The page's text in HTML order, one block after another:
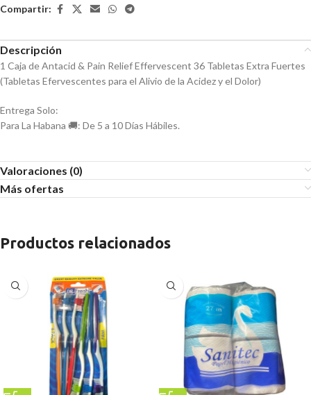
Compartir:
Descripción
1 Caja de Antacid & Pain Relief Effervescent 36 Tabletas Extra Fuertes
(Tabletas Efervescentes para el Alivio de la Acidez y el Dolor)
Entrega Solo:
Para La Habana 🚚: De 5 a 10 Días Hábiles.
Valoraciones (0)
Más ofertas
Productos relacionados